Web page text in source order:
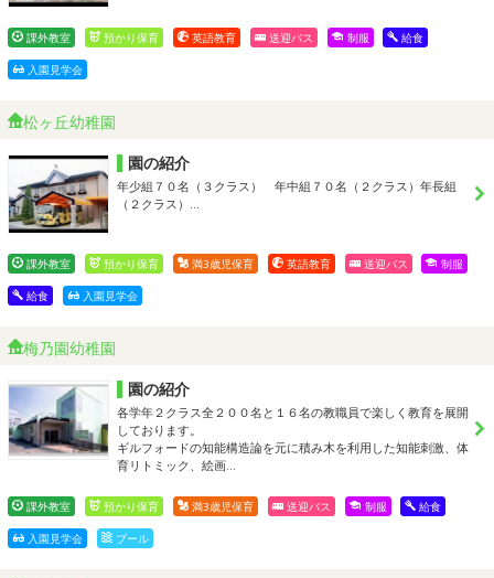
課外教室 預かり保育 英語教育 送迎バス 制服 給食
入園見学会
松ヶ丘幼稚園
園の紹介
年少組７０名（３クラス） 年中組７０名（２クラス）年長組
（２クラス）…
課外教室 預かり保育 満3歳児保育 英語教育 送迎バス 制服
給食 入園見学会
梅乃園幼稚園
園の紹介
各学年２クラス全２００名と１６名の教職員で楽しく教育を展開
しております。
ギルフォードの知能構造論を元に積み木を利用した知能刺激、体
育リトミック、絵画…
課外教室 預かり保育 満3歳児保育 送迎バス 制服 給食
入園見学会 プール